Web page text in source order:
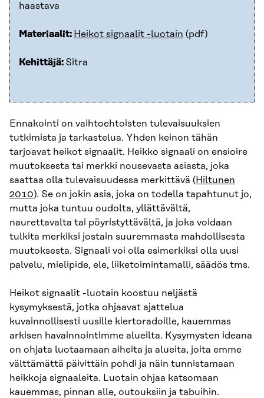
haastava
Materiaalit: Heikot signaalit -luotain (pdf)
Kehittäjä: Sitra
Ennakointi on vaihtoehtoisten tulevaisuuksien
tutkimista ja tarkastelua. Yhden keinon tähän
tarjoavat heikot signaalit. Heikko signaali on ensioire
muutoksesta tai merkki nousevasta asiasta, joka
saattaa olla tulevaisuudessa merkittävä (Hiltunen
2010). Se on jokin asia, joka on todella tapahtunut jo,
mutta joka tuntuu oudolta, yllättävältä,
naurettavalta tai pöyristyttävältä, ja joka voidaan
tulkita merkiksi jostain suuremmasta mahdollisesta
muutoksesta. Signaali voi olla esimerkiksi olla uusi
palvelu, mielipide, ele, liiketoimintamalli, säädös tms.
Heikot signaalit -luotain koostuu neljästä
kysymyksestä, jotka ohjaavat ajattelua
kuvainnollisesti uusille kiertoradoille, kauemmas
arkisen havainnointimme alueilta. Kysymysten ideana
on ohjata luotaamaan aiheita ja alueita, joita emme
välttämättä päivittäin pohdi ja näin tunnistamaan
heikkoja signaaleita. Luotain ohjaa katsomaan
kauemmas, pinnan alle, outouksiin ja tabuihin.